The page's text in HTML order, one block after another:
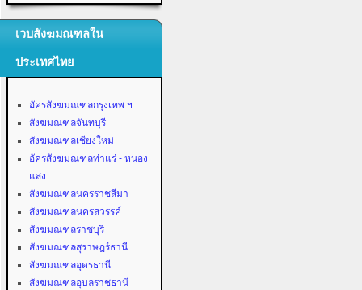
เวบสังฆมณฑลใน
ประเทศไทย
อัครสังฆมณฑลกรุงเทพ ฯ
สังฆมณฑลจันทบุรี
สังฆมณฑลเชียงใหม่
อัครสังฆมณฑลท่าแร่ - หนอง
แสง
สังฆมณฑลนครราชสีมา
สังฆมณฑลนครสวรรค์
สังฆมณฑลราชบุรี
สังฆมณฑลสุราษฎร์ธานี
สังฆมณฑลอุดรธานี
สังฆมณฑลอุบลราชธานี